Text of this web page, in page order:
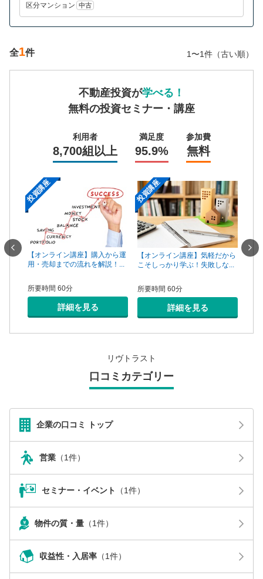
区分マンション 中古
全1件 1〜1件（古い順）
不動産投資が学べる！
無料の投資セミナー・講座
利用者
8,700組以上
満足度
95.9%
参加費
無料
手は
投資講座
【オンライン講座】購入から運
用・売却までの流れを解説！...
所要時間 60分
詳細を見る
投資講座
【オンライン講座】気軽だから
こそしっかり学ぶ！失敗しな...
所要時間 60分
詳細を見る
【オ
リヴトラスト
口コミカテゴリー
企業の口コミ トップ
営業 （1件）
セミナー・イベント （1件）
物件の質・量 （1件）
収益性・入居率 （1件）